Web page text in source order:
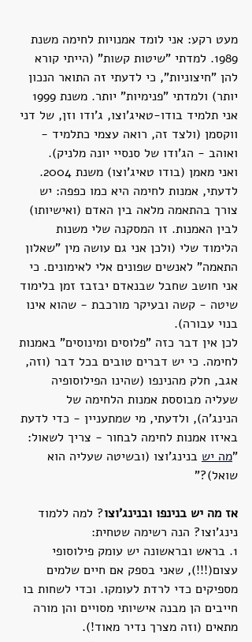
מעט רקע: אני לומד אמנויות לחימה משנת
1989. למדתי "שיטות קשות" (הייתי קורא
להן "חיצוניות", כי לדעתי זה התואר הנכון
אני תלמיד בודו-טאיג'וצו, ג'ודו וזן, של דני
ווקסמן (ולצד זה, רואה עצמי כתלמיד -
ואוהב - הג'ודו של סנסיי יונה מלניק).
ואני מאמן (בודו טאיג'וצו) משנת 2004.
לדעתי, אמנות לחימה היא כמו כפפה: יש
צורך בהתאמה מלאה בין האדם (ואישיותו)
לבין האמנות. זו המסקנה שלי משנות
הלימוד שלי (ולכן אני גם עושה מין "שאלון
התאמה" לאנשים שפונים אלי לאימונים. כי
אני חושב שחבל שבנאדם יבזבז זמן בלימוד
שיטה - קשה ובעיקר מורכבת - שהוא אינו
בנוי עבורה).
לכן אין דבר כזה "פלוסים ומינוסים" באמנות
לחימה. כי יש דברים טובים בכל דבר (וזה,
אגב, חלק מהנינפו (שהינו הפילוסופיה
שעליה מבוססת אמנות הלחימה של
הנינג'ה), ולדעתי, מי שמתעניין - כדי לדעת
באיזו אמנות לחימה לבחור - צריך לשאול:
"מה יש בנינג'וצו (ובשיטה שעליה הוא
שואל)?"
אז מה יש בנינפו ובנינג'וצו? למה ללמוד
נינג'וצו? הנה רשימה שטחית:
1. בראש ובראשונה יש עומק פילוסופי
עצום(!!!), שאני בספק אם חיים שלמים
מספיקים כדי לרדת לעומקו. וכדי לשחות בו
חייבים הן מבנה אישיותי מסויים והן מורה
מתאים (וזה מצרך נדיר מאוד!).